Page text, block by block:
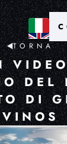
TORNA
DEL
DI
VINOS